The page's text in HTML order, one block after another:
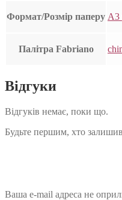
Формат/Розмір паперу А3
Палітра Fabriano
Відгуки
Відгуків немає, поки що.
Будьте першим, хто
Ваша e-mail адреса не